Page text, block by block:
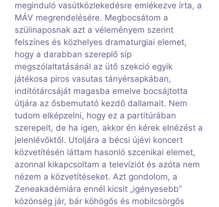
meginduló vasútközlekedésre emlékezve írta, a
MÁV megrendelésére. Megbocsátom a
szülinaposnak azt a véleményem szerint
felszínes és közhelyes dramaturgiai elemet,
hogy a darabban szereplő síp
megszólaltatásánál az ütő szekció egyik
játékosa piros vasutas tányérsapkában,
indítótárcsáját magasba emelve bocsájtotta
útjára az ősbemutató kezdő dallamait. Nem
tudom elképzelni, hogy ez a partitúrában
szerepelt, de ha igen, akkor én kérek elnézést a
jelenlévőktől. Utoljára a bécsi újévi koncert
közvetítésén láttam hasonló szcenikai elemet,
azonnal kikapcsoltam a televíziót és azóta nem
nézem a közvetítéseket. Azt gondolom, a
Zeneakadémiára ennél kicsit „igényesebb”
közönség jár, bár köhögős és mobilcsörgős